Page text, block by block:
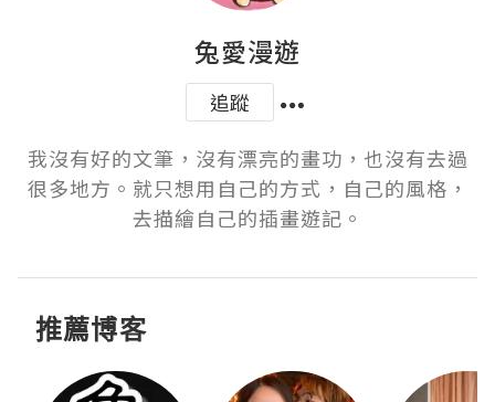
兔愛漫遊
追蹤
我沒有好的文筆，沒有漂亮的畫功，也沒有去過
很多地方。就只想用自己的方式，自己的風格，
去描繪自己的插畫遊記。
推薦博客